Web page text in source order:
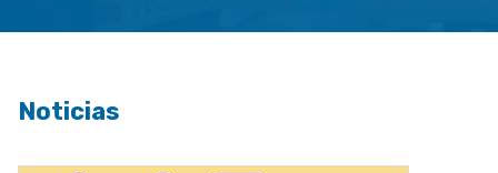
Noticias